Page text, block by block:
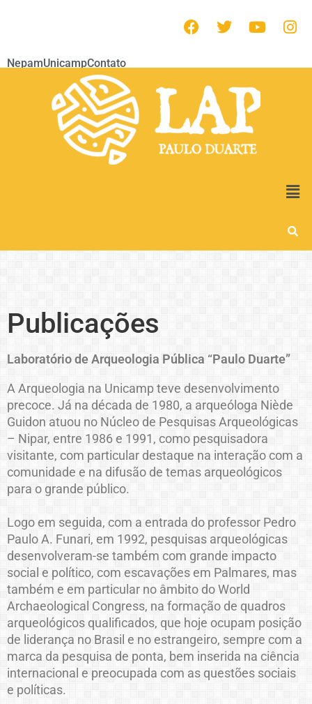
NepamUnicampContato
Publicações
Laboratório de Arqueologia Pública “Paulo Duarte”
A Arqueologia na Unicamp teve desenvolvimento
precoce. Já na década de 1980, a arqueóloga Niède
Guidon atuou no Núcleo de Pesquisas Arqueológicas
– Nipar, entre 1986 e 1991, como pesquisadora
visitante, com particular destaque na interação com a
comunidade e na difusão de temas arqueológicos
para o grande público.
Logo em seguida, com a entrada do professor Pedro
Paulo A. Funari, em 1992, pesquisas arqueológicas
desenvolveram-se também com grande impacto
social e político, com escavações em Palmares, mas
também e em particular no âmbito do World
Archaeological Congress, na formação de quadros
arqueológicos qualificados, que hoje ocupam posição
de liderança no Brasil e no estrangeiro, sempre com a
marca da pesquisa de ponta, bem inserida na ciência
internacional e preocupada com as questões sociais
e políticas.